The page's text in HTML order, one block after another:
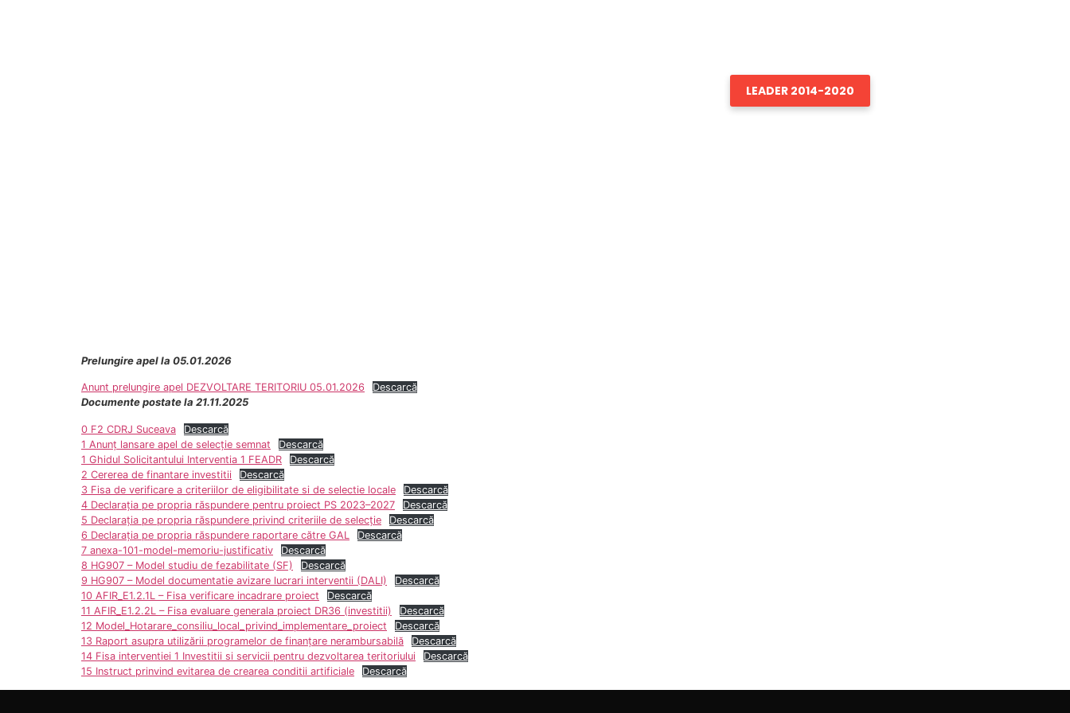
LEADER 2014-2020
Prelungire apel la 05.01.2026
Anunt prelungire apel DEZVOLTARE TERITORIU 05.01.2026 Descarcă
Documente postate la 21.11.2025
0 F2 CDRJ Suceava
Descarcă
1 Anunț lansare apel de selecție semnat
Descarcă
1 Ghidul Solicitantului Interventia 1 FEADR
Descarcă
2 Cererea de finantare investitii
Descarcă
3 Fisa de verificare a criteriilor de eligibilitate si de selectie locale
Descarcă
4 Declarația pe propria răspundere pentru proiect PS 2023–2027
Descarcă
5 Declarația pe propria răspundere privind criteriile de selecție
Descarcă
6 Declarația pe propria răspundere raportare către GAL
Descarcă
7 anexa-101-model-memoriu-justificativ
Descarcă
8 HG907 – Model studiu de fezabilitate (SF)
Descarcă
9 HG907 – Model documentatie avizare lucrari interventii (DALI)
Descarcă
10 AFIR_E1.2.1L – Fisa verificare incadrare proiect
Descarcă
11 AFIR_E1.2.2L – Fisa evaluare generala proiect DR36 (investitii)
Descarcă
12 Model_Hotarare_consiliu_local_privind_implementare_proiect
Descarcă
13 Raport asupra utilizării programelor de finanţare nerambursabilă
Descarcă
14 Fisa interventiei 1 Investitii si servicii pentru dezvoltarea teritoriului
Descarcă
15 Instruct prinvind evitarea de crearea conditii artificiale
Descarcă